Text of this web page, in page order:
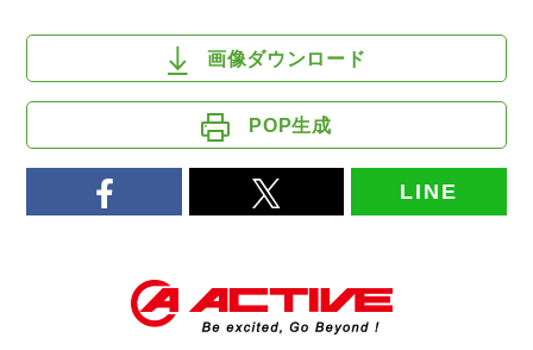
画像ダウンロード
POP生成
LINE